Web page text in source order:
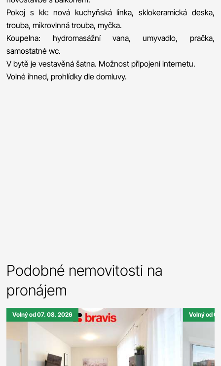
Pokoj s kk: nová kuchyňská linka, sklokeramická deska,
trouba, mikrovlnná trouba, myčka.
Koupelna: hydromasážní vana, umyvadlo, pračka,
samostatné wc.
V bytě je vestavěná šatna. Možnost připojení internetu.
Volné ihned, prohlídky dle domluvy.
Podobné nemovitosti na
pronájem
Volný od 07. 08. 2026 Volný od